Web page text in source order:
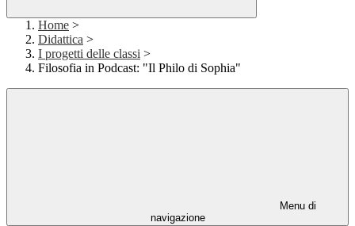
Home >
Didattica >
I progetti delle classi >
Filosofia in Podcast: "Il Philo di Sophia"
Menu di
navigazione